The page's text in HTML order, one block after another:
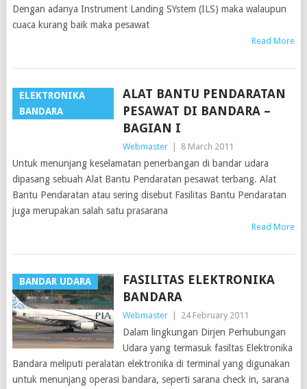
Dengan adanya Instrument Landing SYstem (ILS) maka walaupun
cuaca kurang baik maka pesawat
Read More
ELEKTRONIKA
BANDARA
ALAT BANTU PENDARATAN
PESAWAT DI BANDARA –
BAGIAN I
Webmaster 8 March 2011
Untuk menunjang keselamatan penerbangan di bandar udara
dipasang sebuah Alat Bantu Pendaratan pesawat terbang. Alat
Bantu Pendaratan atau sering disebut Fasilitas Bantu Pendaratan
juga merupakan salah satu prasarana
Read More
BANDAR UDARA
FASILITAS ELEKTRONIKA
BANDARA
Webmaster 24 February 2011
Dalam lingkungan Dirjen Perhubungan
Udara yang termasuk fasiltas Elektronika
Bandara meliputi peralatan elektronika di terminal yang digunakan
untuk menunjang operasi bandara, seperti sarana check in, sarana